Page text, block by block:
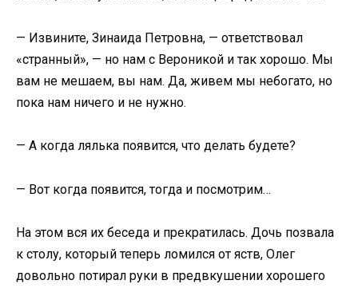
— Извините, Зинаида Петровна, — ответствовал
«странный», — но нам с Вероникой и так хорошо. Мы
вам не мешаем, вы нам. Да, живем мы небогато, но
пока нам ничего и не нужно.
— А когда лялька появится, что делать будете?
— Вот когда появится, тогда и посмотрим…
На этом вся их беседа и прекратилась. Дочь позвала
к столу, который теперь ломился от яств, Олег
довольно потирал руки в предвкушении хорошего